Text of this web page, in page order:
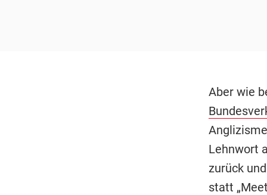
Aber wie
Lehnwort
zurück
statt